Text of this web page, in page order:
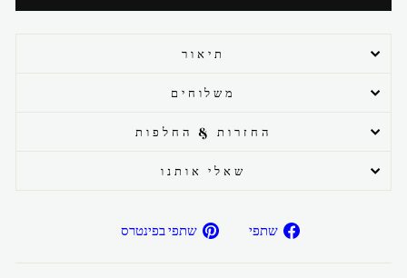
תיאור
משלוחים
החזרות & החלפות
שאלי אותנו
שתפי
שתפ/י שתפי בפינטרס